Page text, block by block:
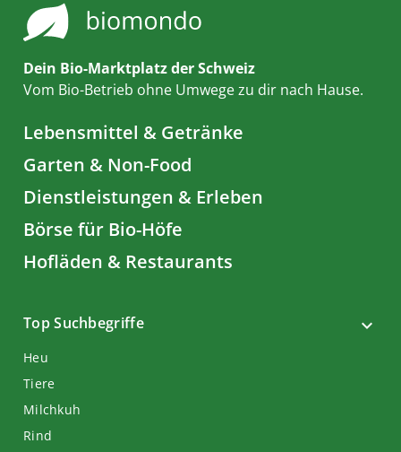
Dein Bio-Marktplatz der Schweiz
Vom Bio-Betrieb ohne Umwege zu dir nach Hause.
Lebensmittel & Getränke
Garten & Non-Food
Dienstleistungen & Erleben
Börse für Bio-Höfe
Hofläden & Restaurants
Top Suchbegriffe
Heu
Tiere
Milchkuh
Rind